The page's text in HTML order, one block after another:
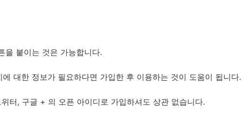
을 붙이는 것은 가능합니다.
대한 정보가 필요하다면 가입한 후 이용하는 것이 도움이 됩니다.
터, 구글 + 의 오픈 아이디로 가입하셔도 상관 없습니다.